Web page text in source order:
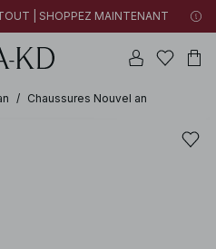
| SHOPPEZ MAINTENANT
/ Chaussures Nouvel an